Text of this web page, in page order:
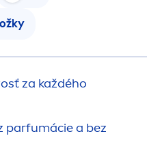
za každého
parfumácie a bez